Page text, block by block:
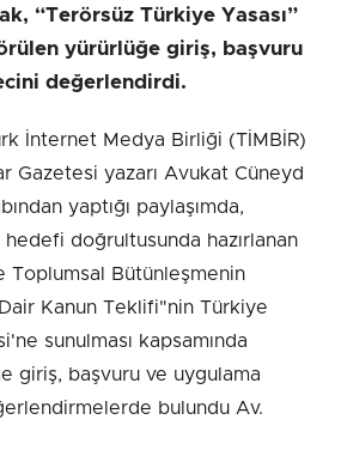
“Terörsüz Türkiye Yasası”
yürürlüğe giriş, başvuru
değerlendirdi.
İnternet Medya Birliği (TİMBİR)
Gazetesi yazarı Avukat Cüneyd
yaptığı paylaşımda,
doğrultusunda hazırlanan
Toplumsal Bütünleşmenin
Kanun Teklifi"nin Türkiye
sunulması kapsamında
giriş, başvuru ve uygulama
bulundu Av.